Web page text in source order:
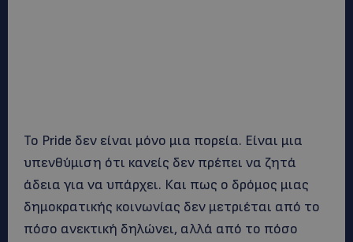
Το Pride δεν είναι μόνο μια πορεία. Είναι μια
υπενθύμιση ότι κανείς δεν πρέπει να ζητά
άδεια για να υπάρχει. Και πως ο δρόμος μιας
δημοκρατικής κοινωνίας δεν μετριέται από το
πόσο ανεκτική δηλώνει, αλλά από το πόσο